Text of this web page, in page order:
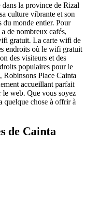
la province de Rizal
culture vibrante et son
du monde entier. Pour
de nombreux cafés,
gratuit. La carte wifi de
endroits où le wifi gratuit
des visiteurs et des
populaires pour le
Place Cainta
accueillant parfait
web. Que vous soyez
quelque chose à offrir à
de Cainta